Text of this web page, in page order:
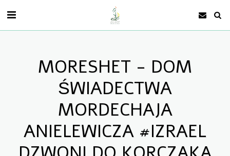
MORESHET - DOM
ŚWIADECTWA
MORDECHAJA
ANIELEWICZA #IZRAEL